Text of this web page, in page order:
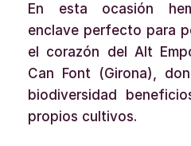
En esta ocasión
enclave perfecto para
el corazón del Alt
Can Font (Girona),
biodiversidad
propios cultivos.